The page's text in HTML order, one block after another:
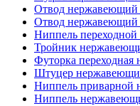
Отвод нержавеющий
Отвод нержавеющий
Ниппель переходной
Тройник
Футорка
Штуцер
Ниппель приварной
Ниппель